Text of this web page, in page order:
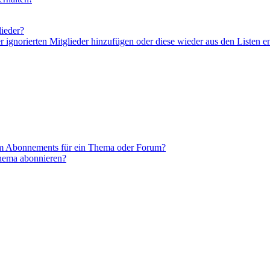
Mitglieder hinzufügen oder diese wieder aus den Listen
Abonnements für ein Thema oder Forum?
abonnieren?